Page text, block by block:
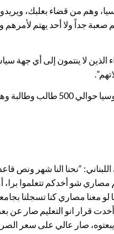
وهم من قضاء بعلبك،
صعبة جداً ولا أحد يهتم
لا ينتمون إلى أي جهة
واختتمت نجار بالقول إن مجموع ‫الطلاب
“نحنا النا شهر ونص
شو أخدكم تتعلموا برا،
لو معنا مصاري كنا تسجلنا
قرار انو التعليم صار عن
يبعتوه، صار عالي على سعر